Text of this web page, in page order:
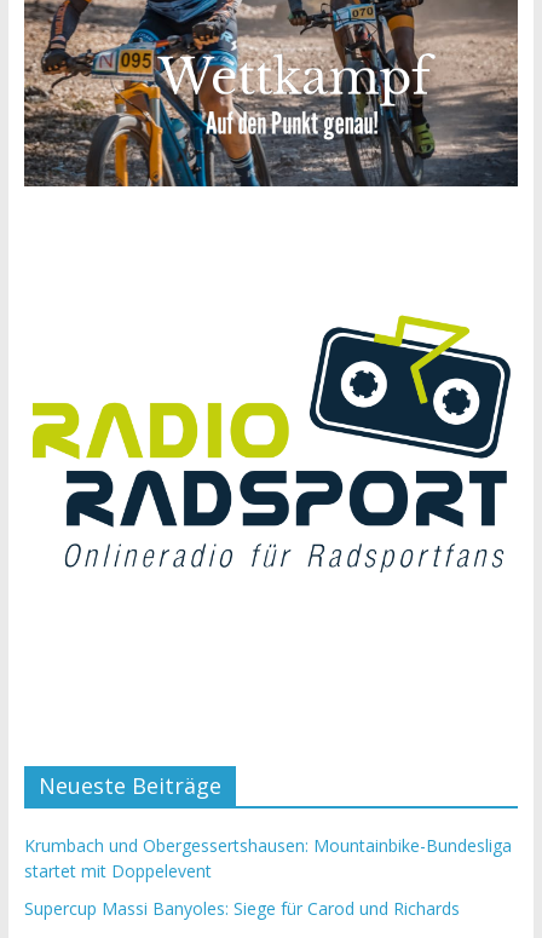
Neueste Beiträge
Krumbach und Obergessertshausen: Mountainbike-Bundesliga
startet mit Doppelevent
Supercup Massi Banyoles: Siege für Carod und Richards